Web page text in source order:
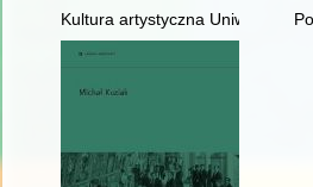
Kultura artystyczna